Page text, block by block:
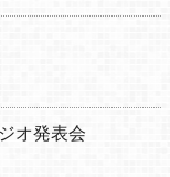
オ発表会